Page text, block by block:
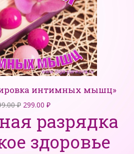
интимных мышц»
₽ Первоначальная
цена
составляла
499.00 ₽.
299.00 ₽Текущая
цена:
299.00 ₽.
разрядка
здоровье